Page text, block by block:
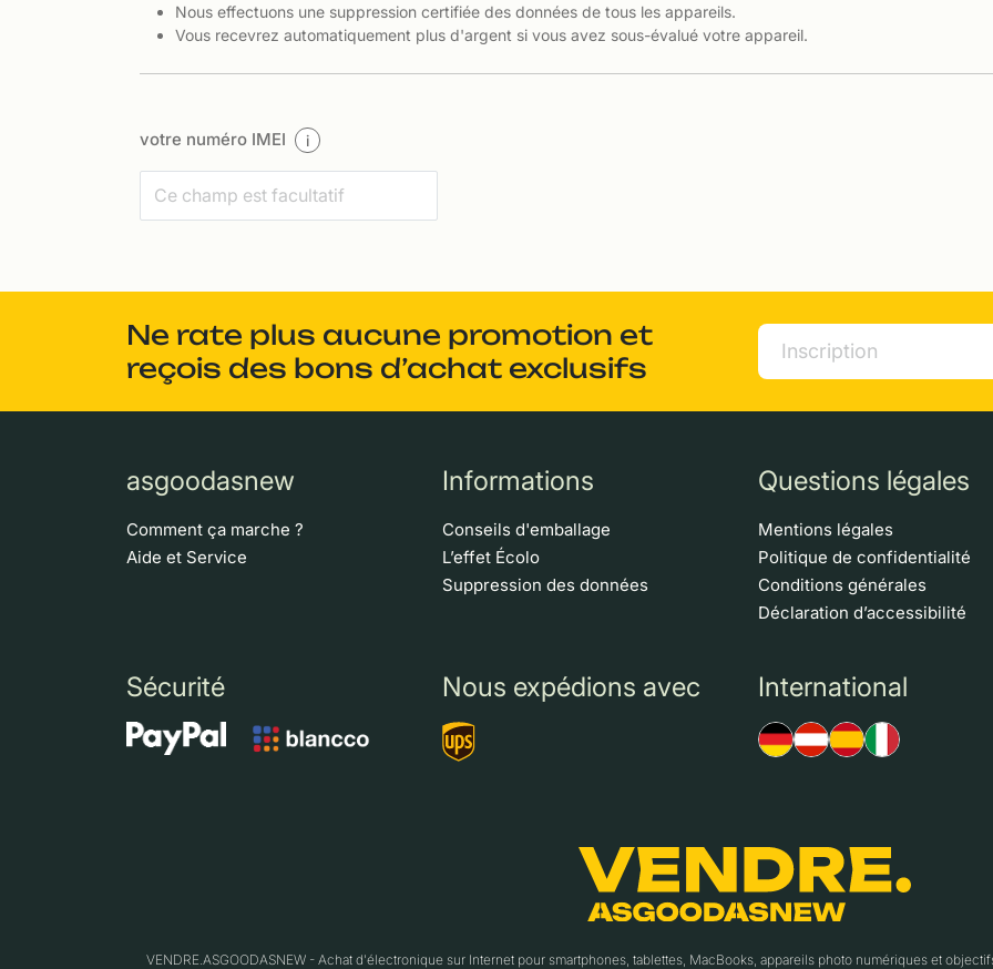
Nous effectuons une suppression certifiée des données de tous les appareils.
Vous recevrez automatiquement plus d'argent si vous avez sous-évalué votre appareil.
votre numéro IMEI i
Ne rate plus aucune promotion et
reçois des bons d’achat exclusifs
asgoodasnew
Comment ça marche ?
Aide et Service
Informations
Conseils d'emballage
L’effet Écolo
Suppression des données
Questions légales
Mentions légales
Politique de confidentialité
Conditions générales
Déclaration d’accessibilité
Sécurité Nous expédions avec International
VENDRE.ASGOODASNEW - Achat d'électronique sur Internet pour smartphones, tablettes, MacBooks, appareils photo numériques et